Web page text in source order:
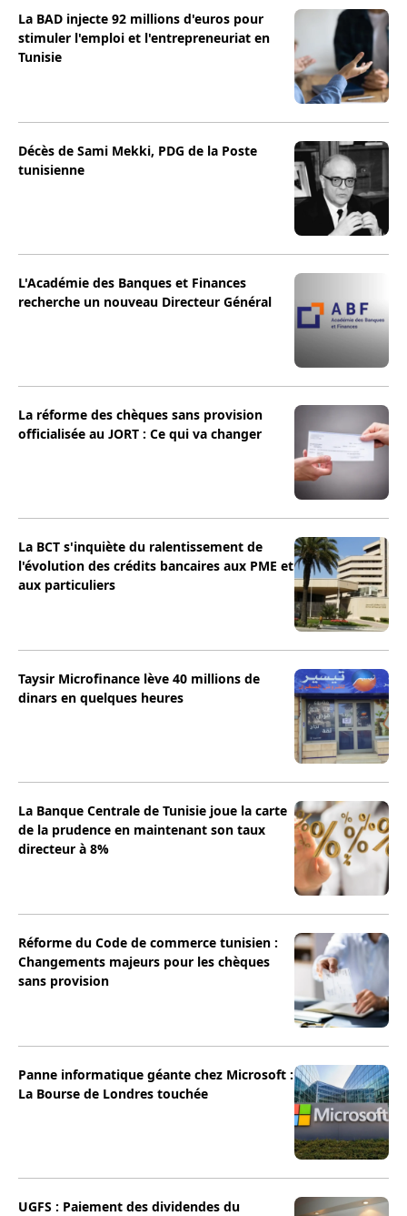
La BAD injecte 92 millions d'euros pour
stimuler l'emploi et l'entrepreneuriat en
Tunisie
Décès de Sami Mekki, PDG de la Poste
tunisienne
L'Académie des Banques et Finances
recherche un nouveau Directeur Général
La réforme des chèques sans provision
officialisée au JORT : Ce qui va changer
La BCT s'inquiète du ralentissement de
l'évolution des crédits bancaires aux PME et
aux particuliers
Taysir Microfinance lève 40 millions de
dinars en quelques heures
La Banque Centrale de Tunisie joue la carte
de la prudence en maintenant son taux
directeur à 8%
Réforme du Code de commerce tunisien :
Changements majeurs pour les chèques
sans provision
Panne informatique géante chez Microsoft :
La Bourse de Londres touchée
UGFS : Paiement des dividendes du